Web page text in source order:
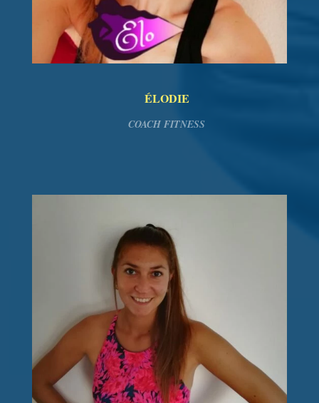
ÉLODIE
COACH FITNESS